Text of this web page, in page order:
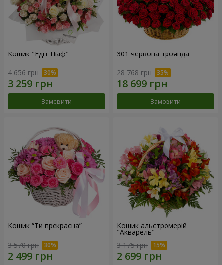
Кошик "Едіт Піаф"
4 656 грн
Замовити
301 червона троянда
28 768 грн
Замовити
Кошик “Ти прекрасна”
3 570 грн
Кошик альстромерій
"Акварель"
3 175 грн